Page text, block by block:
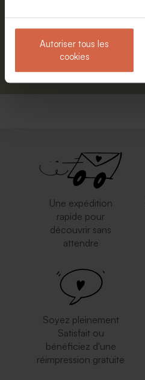
Autoriser tous les
cookies
Une expédition
rapide pour
découvrir sans
attendre
Soyez pleinement
Satisfait ou
bénéficiez d'une
réimpression gratuite